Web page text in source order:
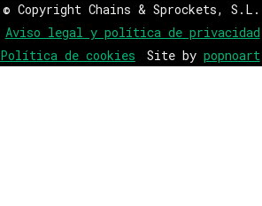
© Copyright Chains & Sprockets, S.L.
Aviso legal y política de privacidad
Política de cookies
Site by popnoart